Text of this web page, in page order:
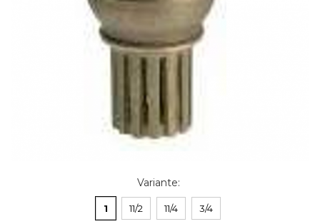
Variante:
1 11/2 11/4 3/4